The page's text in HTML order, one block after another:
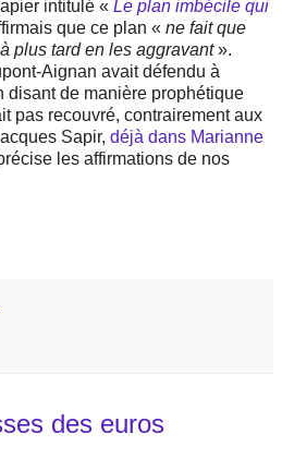
intitulé « Le plan imbécile qui
que ce plan « ne fait que
plus tard en les aggravant».
Aignan avait défendu à
disant de manière prophétique
pas recouvré, contrairement aux
Sapir, déjà dans Marianne
les affirmations de nos
des euros